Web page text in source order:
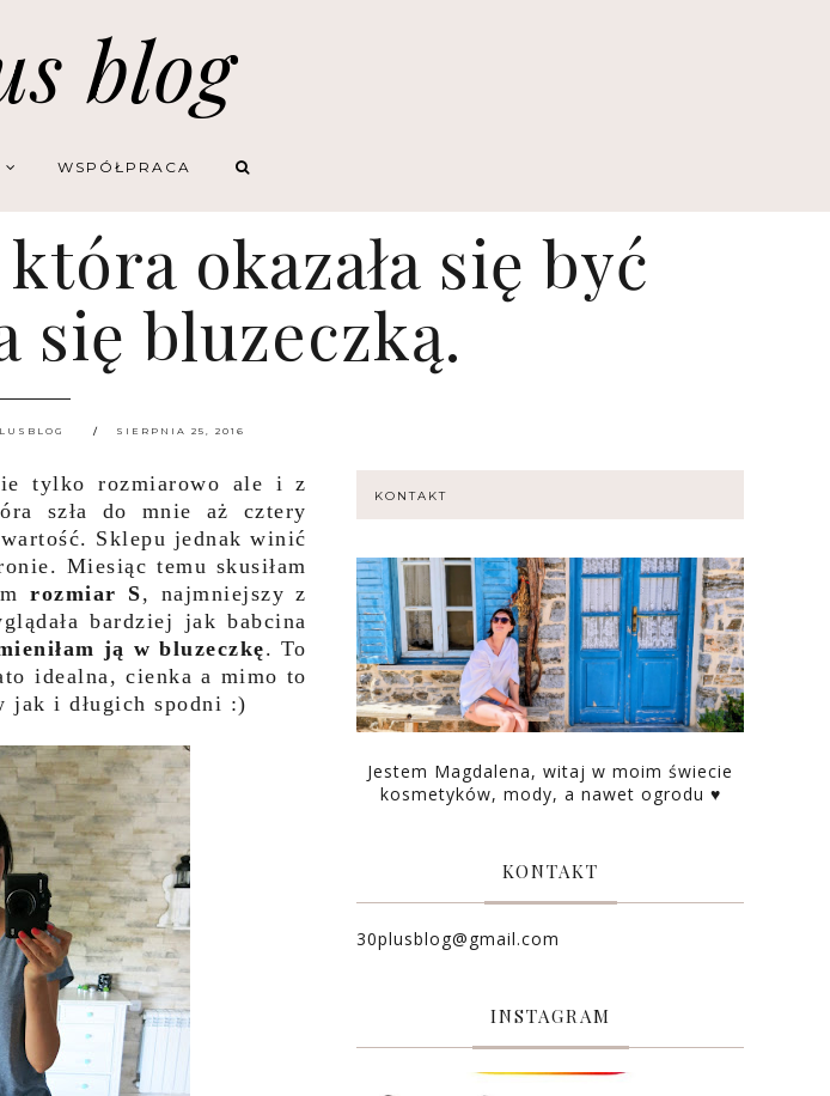
blog
WSPÓŁPRACA
okazała się być
się bluzeczką.
SIERPNIA 25, 2016
tylko rozmiarowo ale i z
szła do mnie aż cztery
Sklepu jednak winić
Miesiąc temu skusiłam
rozmiar S, najmniejszy z
bardziej jak babcina
ją w bluzeczkę. To
idealna, cienka a mimo to
jak i długich spodni :)
KONTAKT
Jestem Magdalena, witaj w moim świecie
kosmetyków, mody, a nawet ogrodu ♥
KONTAKT
30plusblog@gmail.com
INSTAGRAM